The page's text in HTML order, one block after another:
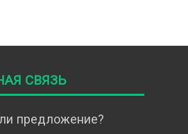
связь
предложение?